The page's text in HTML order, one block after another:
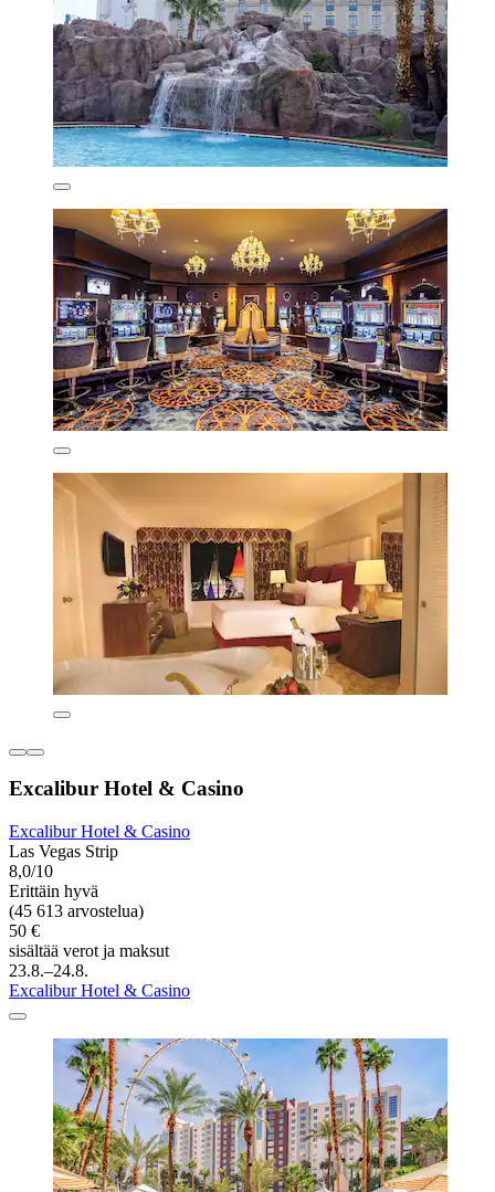
Excalibur Hotel & Casino
Excalibur Hotel & Casino
Las Vegas Strip
8,0/10
Erittäin hyvä
(45 613 arvostelua)
50 €
sisältää verot ja maksut
23.8.–24.8.
Excalibur Hotel & Casino